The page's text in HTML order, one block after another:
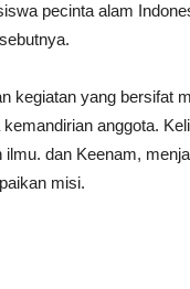
pecinta alam
kegiatan yang bersifat
anggota.
dan Keenam,
misi.